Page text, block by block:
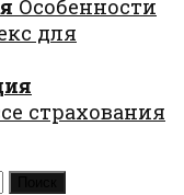
Особенности
для
страхования